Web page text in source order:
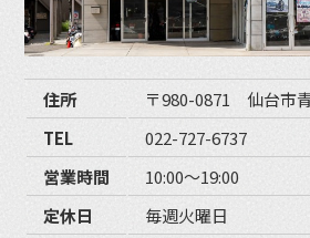
住所
〒980-0871 仙台市
TEL
022-727-6737
営業時間
10:00〜19:00
定休日
毎週火曜日